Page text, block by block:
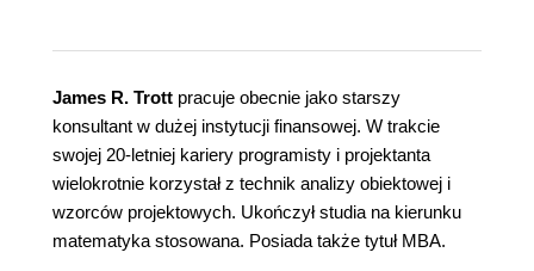
James R. Trott pracuje obecnie jako starszy
konsultant w dużej instytucji finansowej. W trakcie
swojej 20-letniej kariery programisty i projektanta
wielokrotnie korzystał z technik analizy obiektowej i
wzorców projektowych. Ukończył studia na kierunku
matematyka stosowana. Posiada także tytuł MBA.